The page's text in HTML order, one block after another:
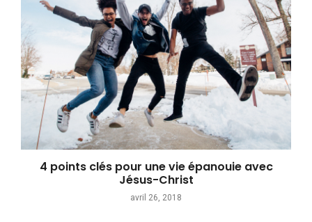
4 points clés pour une vie épanouie avec
Jésus-Christ
avril 26, 2018